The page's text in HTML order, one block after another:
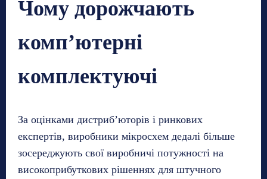
Чому дорожчають
комп’ютерні
комплектуючі
За оцінками дистриб’юторів і ринкових
експертів, виробники мікросхем дедалі більше
зосереджують свої виробничі потужності на
високоприбуткових рішеннях для штучного